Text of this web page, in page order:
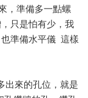
，準備多一點螺
只是怕有少，我
準備水平儀 這樣
出來的孔位，就是